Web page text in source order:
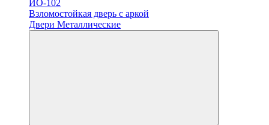
ИО-102
Взломостойкая дверь с аркой
Двери Металлические